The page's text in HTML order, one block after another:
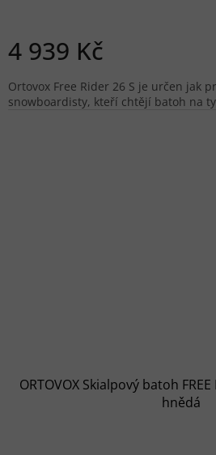
4 939 Kč
Ortovox Free Rider 26 S je určen jak
snowboardisty, kteří chtějí batoh na
ORTOVOX Skialpový batoh
hnědá